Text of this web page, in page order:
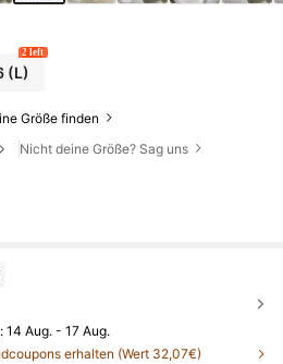
(L)
2 left
Größe finden
Nicht deine Größe? Sag uns
14 Aug. - 17 Aug.
erhalten (Wert 32,07€)